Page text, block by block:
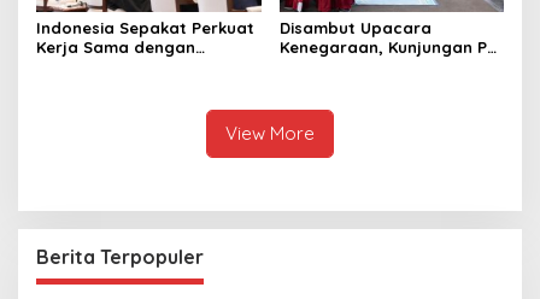
Indonesia Sepakat Perkuat
Kerja Sama dengan
Disambut Upacara
Kenegaraan, Kunjungan PM
Thailand
View More
Berita Terpopuler